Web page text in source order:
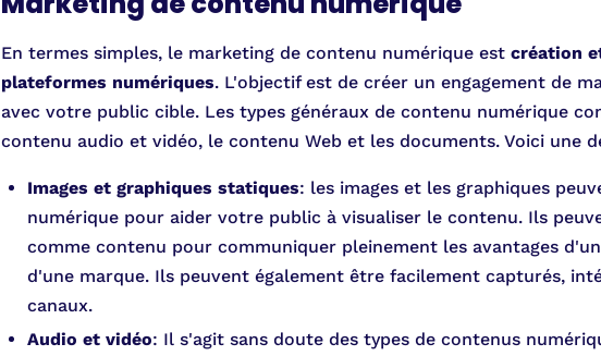
En termes simples, le marketing de contenu numérique est création
plateformes numériques. L'objectif est de créer un engagement de
avec votre public cible. Les types généraux de contenu numérique
contenu audio et vidéo, le contenu Web et les documents. Voici une
Images et graphiques statiques: les images et les graphiques
numérique pour aider votre public à visualiser le contenu. Ils
comme contenu pour communiquer pleinement les avantages
d'une marque. Ils peuvent également être facilement capturés,
canaux.
Audio et vidéo: Il s'agit sans doute des types de contenus